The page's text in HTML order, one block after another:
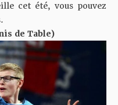
cet été, vous pouvez
de Table)